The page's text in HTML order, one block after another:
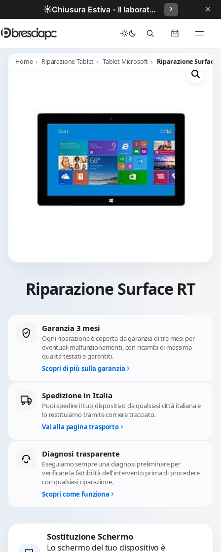
☀️ Chiusura Estiva - Il laboratorio resterà chiuso per ferie dal 29/06/2026 al 05/07/2026 compresi. ×
Home Riparazione Tablet Tablet Microsoft Riparazione Surface
Riparazione Surface RT
Garanzia 3 mesi
Ogni riparazione è coperta da garanzia di tre mesi per
eventuali malfunzionamenti, con ricambi di massima
qualità testati e garantiti.
Scopri di più sulla garanzia
Spedizione in Italia
Puoi spedire il tuo dispositivo da qualsiasi città italiana e
lo restituiamo tramite corriere tracciato.
Vai alla pagina trasporto
Diagnosi trasparente
Eseguiamo sempre una diagnosi preliminare per
verificare la fattibilità dell'intervento prima di procedere
con qualsiasi riparazione.
Scopri come funziona
Sostituzione Schermo
Lo schermo del tuo dispositivo è